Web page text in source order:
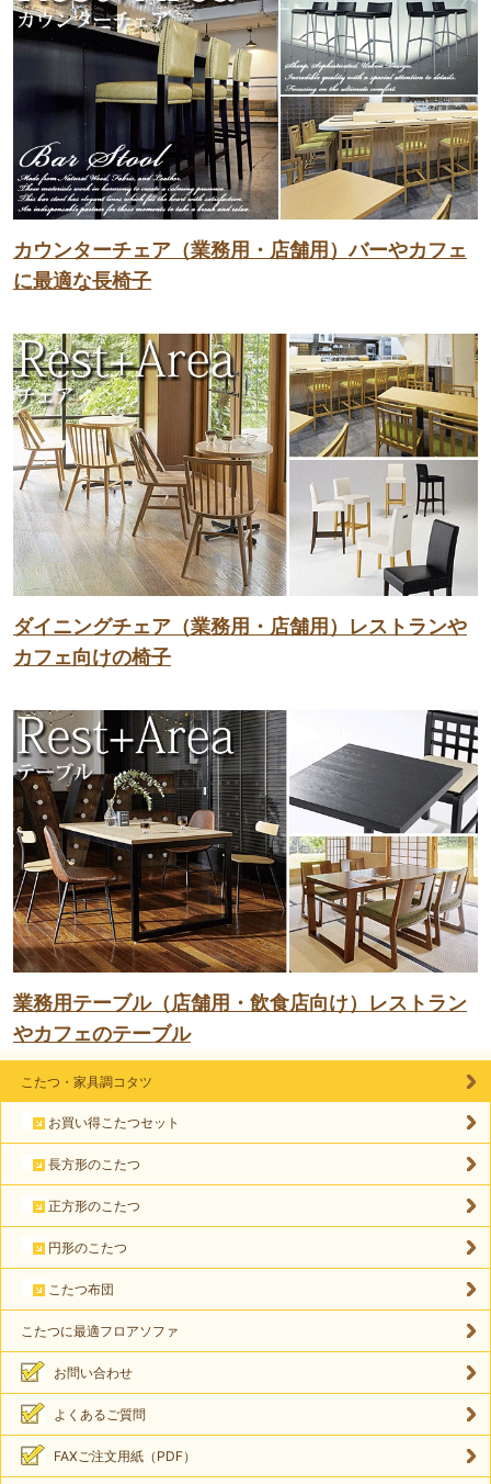
カウンターチェア（業務用・店舗用）バーやカフェ
に最適な長椅子
ダイニングチェア（業務用・店舗用）レストランや
カフェ向けの椅子
業務用テーブル（店舗用・飲食店向け）レストラン
やカフェのテーブル
こたつ・家具調コタツ
お買い得こたつセット
長方形のこたつ
正方形のこたつ
円形のこたつ
こたつ布団
こたつに最適フロアソファ
お問い合わせ
よくあるご質問
FAXご注文用紙（PDF）